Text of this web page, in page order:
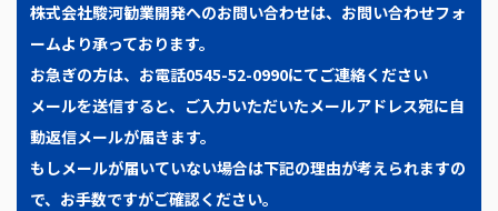
株式会社駿河勧業開発へのお問い合わせは、 お問い合わせフォ
ームより承っております。
お急ぎの方は、お電話0545-52-0990にてご連絡ください
メールを送信すると、ご入力いただいたメールアドレス宛に自
動返信メールが届きます。
もしメールが届いていない場合は下記の理由が考えられますの
で、お手数ですがご確認ください。